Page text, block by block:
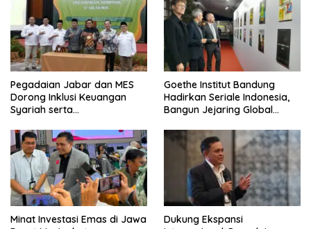
Pegadaian Jabar dan MES
Dorong Inklusi Keuangan
Syariah serta
Goethe Institut Bandung
Hadirkan Seriale Indonesia,
Bangun Jejaring Global
Minat Investasi Emas di Jawa
Dukung Ekspansi